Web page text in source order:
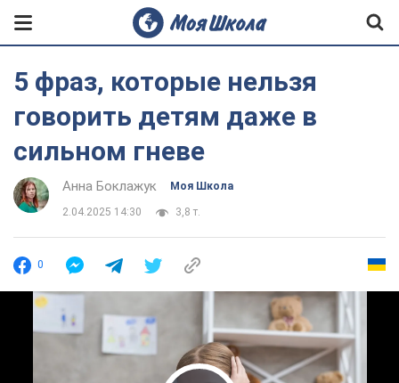
5 фраз, которые нельзя
говорить детям даже в
сильном гневе
Анна Боклажук Моя Школа
2.04.2025 14:30 3,8 т.
0